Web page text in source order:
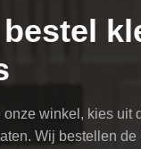
onze winkel, kies uit
Wij bestellen